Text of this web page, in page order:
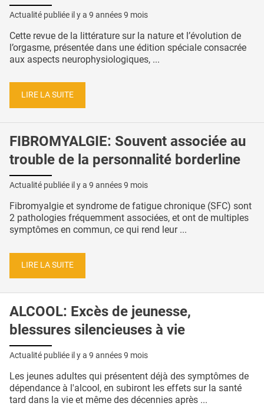
Actualité publiée il y a 9 années 9 mois
Cette revue de la littérature sur la nature et l’évolution de
l’orgasme, présentée dans une édition spéciale consacrée
aux aspects neurophysiologiques, ...
LIRE LA SUITE
FIBROMYALGIE: Souvent associée au
trouble de la personnalité borderline
Actualité publiée il y a 9 années 9 mois
Fibromyalgie et syndrome de fatigue chronique (SFC) sont
2 pathologies fréquemment associées, et ont de multiples
symptômes en commun, ce qui rend leur ...
LIRE LA SUITE
ALCOOL: Excès de jeunesse,
blessures silencieuses à vie
Actualité publiée il y a 9 années 9 mois
Les jeunes adultes qui présentent déjà des symptômes de
dépendance à l'alcool, en subiront les effets sur la santé
tard dans la vie et même des décennies après ...